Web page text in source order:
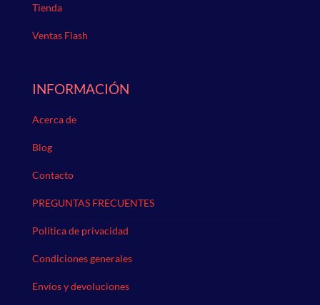
Tienda
Ventas Flash
INFORMACIÓN
Acerca de
Blog
Contacto
PREGUNTAS FRECUENTES
Política de privacidad
Condiciones generales
Envíos y devoluciones